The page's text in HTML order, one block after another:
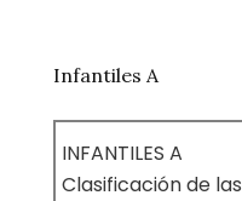
Infantiles A
INFANTILES A
Clasificación de las